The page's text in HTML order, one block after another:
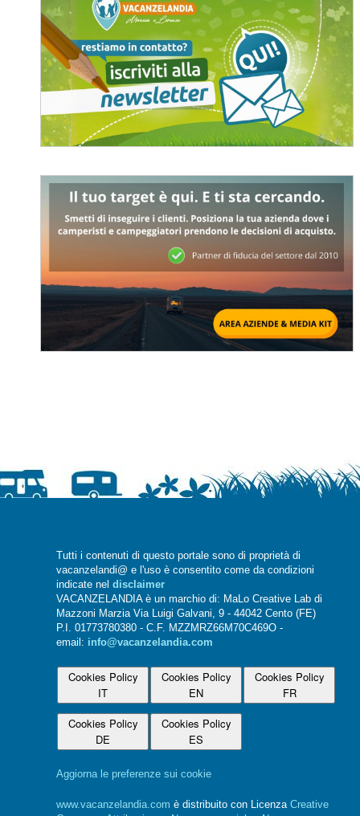
Tutti i contenuti di questo portale sono di proprietà di
vacanzelandi@ e l'uso è consentito come da condizioni
indicate nel disclaimer
VACANZELANDIA è un marchio di: MaLo Creative Lab di
Mazzoni Marzia Via Luigi Galvani, 9 - 44042 Cento (FE)
P.I. 01773780380 - C.F. MZZMRZ66M70C469O -
email: info@vacanzelandia.com
Cookies Policy
IT
Cookies Policy
EN
Cookies Policy
FR
Cookies Policy
DE
Cookies Policy
ES
Aggiorna le preferenze sui cookie
www.vacanzelandia.com è distribuito con Licenza Creative